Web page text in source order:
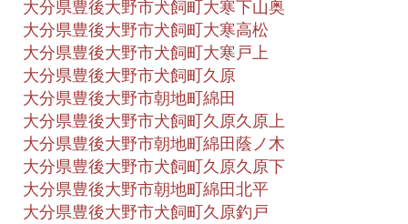
大分県豊後大野市犬飼町大寒下山奥
大分県豊後大野市犬飼町大寒高松
大分県豊後大野市犬飼町大寒戸上
大分県豊後大野市犬飼町久原
大分県豊後大野市朝地町綿田
大分県豊後大野市犬飼町久原久原上
大分県豊後大野市朝地町綿田蔭ノ木
大分県豊後大野市犬飼町久原久原下
大分県豊後大野市朝地町綿田北平
大分県豊後大野市犬飼町久原釣戸